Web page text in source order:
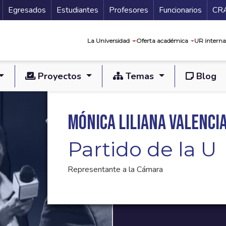
Secundario
Egresados Estudiantes Profesores Funcionarios
La Universidad Oferta académica UR
Proyectos Temas Blog
Mónica Liliana
Partido de la U
Representante a la Cámara